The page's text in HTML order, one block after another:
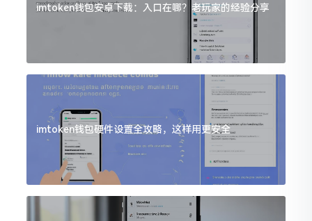
imtoken钱包安卓下载：入口在哪？老玩家的经验分享
imtoken钱包硬件设置全攻略，这样用更安全